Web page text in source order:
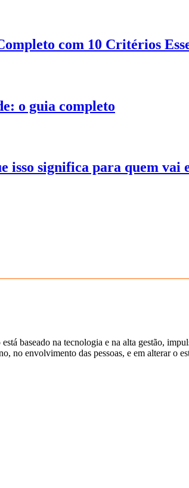
com 10 Critérios
o guia completo
isso significa para quem vai
baseado na tecnologia e na alta gestão,
envolvimento das pessoas, e em alterar o